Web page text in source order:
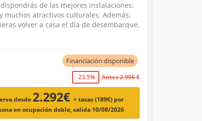
de las mejores instalaciones:
atractivos culturales. Además,
volver a casa el día de desembarque.
Financiación disponible
-23.5% Antes 2.996 €
desde 2.292€ + tasas (189€) por
en ocupación doble, salida 10/08/2026